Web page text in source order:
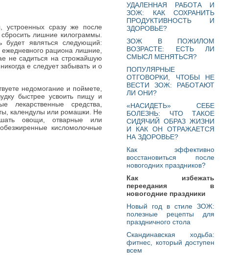
устроенных сразу же после
лишние килограммы.
являться следующий:
ежедневного рациона лишние,
не садиться на строжайшую
е следует забывать и о
недомогание и поймете,
быстрее усвоить пищу и
лекарственные средства,
календулы или ромашки. Не
овощи, отварные или
кисломолочные
УДАЛЕННАЯ РАБОТА И
ЗОЖ: КАК СОХРАНИТЬ
ПРОДУКТИВНОСТЬ И
ЗДОРОВЬЕ?
ЗОЖ В ПОЖИЛОМ
ВОЗРАСТЕ: ЕСТЬ ЛИ
СМЫСЛ МЕНЯТЬСЯ?
ПОПУЛЯРНЫЕ
ОТГОВОРКИ, ЧТОБЫ НЕ
ВЕСТИ ЗОЖ: РАБОТАЮТ
ЛИ ОНИ?
«НАСИДЕТЬ» СЕБЕ
БОЛЕЗНЬ: ЧТО ТАКОЕ
СИДЯЧИЙ ОБРАЗ ЖИЗНИ
И КАК ОН ОТРАЖАЕТСЯ
НА ЗДОРОВЬЕ?
Как эффективно
восстановиться после
новогодних праздников?
Как избежать
переедания в
новогодние праздники
Новый год в стиле ЗОЖ:
полезные рецепты для
праздничного стола
Скандинавская ходьба:
фитнес, который доступен
всем